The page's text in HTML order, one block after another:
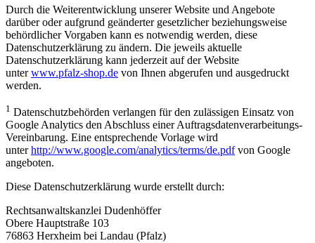
Durch die Weiterentwicklung unserer Website und Angebote
darüber oder aufgrund geänderter gesetzlicher beziehungsweise
behördlicher Vorgaben kann es notwendig werden, diese
Datenschutzerklärung zu ändern. Die jeweils aktuelle
Datenschutzerklärung kann jederzeit auf der Website
unterwww.pfalz-shop.de von Ihnen abgerufen und ausgedruckt
werden.
1 Datenschutzbehörden verlangen für den zulässigen Einsatz von
Google Analytics den Abschluss einer Auftragsdatenverarbeitungs-
Vereinbarung. Eine entsprechende Vorlage wird
unterhttp://www.google.com/analytics/terms/de.pdfvon Google
angeboten.
Diese Datenschutzerklärung wurde erstellt durch:
Rechtsanwaltskanzlei Dudenhöffer
Obere Hauptstraße 103
76863 Herxheim bei Landau (Pfalz)